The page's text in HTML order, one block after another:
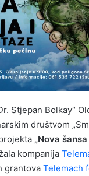
Stjepan Bolkay“
društvom
„Nova
kompanija
grantova Telemach